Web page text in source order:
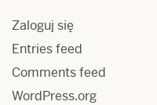
Zaloguj się
Entries feed
Comments feed
WordPress.org